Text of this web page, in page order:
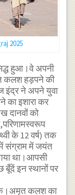
2025
हुआ।वे अपनी
कलश हड़पने की
इंद्र ने अपने युवा
इशारा कर
दानवों को
के 12 वर्ष) तक
संग्राम में जयंत
था।आपसी
इन स्थानों पर
कलश का